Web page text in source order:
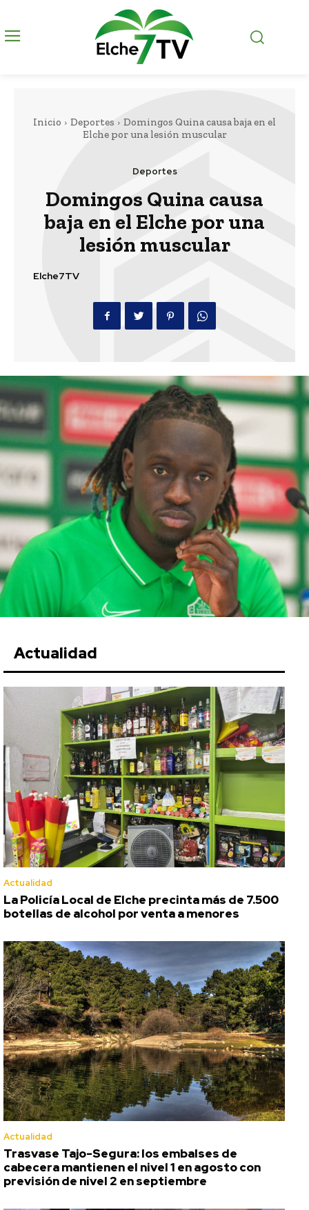
Inicio Deportes
Domingos Quina causa baja en el
Elche por una lesión muscular
Deportes
Domingos Quina causa
baja en el Elche por una
lesión muscular
Elche7TV
Actualidad
Actualidad
La Policía Local de Elche precinta más de 7.500
botellas de alcohol por venta a menores
Actualidad
Trasvase Tajo-Segura: los embalses de
cabecera mantienen el nivel 1 en agosto con
previsión de nivel 2 en septiembre